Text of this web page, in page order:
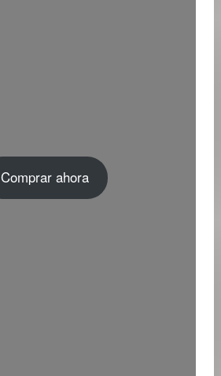
Comprar ahora